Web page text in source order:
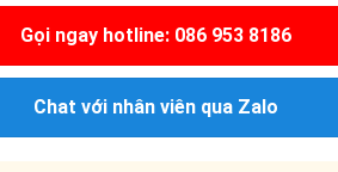
Gọi ngay hotline: 086 953 8186
Chat với nhân viên qua Zalo